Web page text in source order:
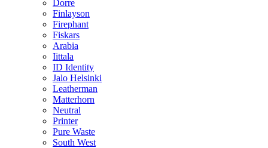
Dorre
Finlayson
Firephant
Fiskars
Arabia
Iittala
ID Identity
Jalo Helsinki
Leatherman
Matterhorn
Neutral
Printer
Pure Waste
South West